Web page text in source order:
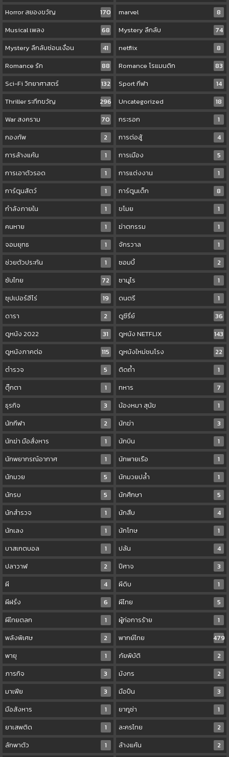
Horror สยองขวัญ
170 marvel
8
Musical เพลง
68 Mystery ลึกลับ
74
Mystery ลึกลับซ่อนเงื่อน
41 netflix
8
Romance รัก
88 Romance โรแมนติก
83
Sci-Fi วิทยาศาสตร์
132 Sport กีฬา
14
Thriller ระทึกขวัญ
296 Uncategorized
18
War สงคราม
70 กระรอก
1
กองทัพ
2 การต่อสู้
4
การล้างแค้น
1 การเมือง
5
การเอาตัวรอด
1 การแต่งงาน
1
การ์ตูนสัตว์
1 การ์ตูนเด็ก
8
กำลังภายใน
1 ขโมย
1
คนหาย
1 ฆ่าตกรรม
1
จอมยุทธ
1 จักรวาล
1
ช่วยตัวประกัน
1 ซอมบี้
2
ซับไทย
72 ซามูไร
1
ซุปเปอร์ฮีโร่
19 ดนตรี
1
ดารา
2 ดูซีรี่ย์
36
ดูหนัง 2022
31 ดูหนัง NETFLIX
143
ดูหนังภาคต่อ
115 ดูหนังใหม่ชนโรง
22
ตำรวจ
5 ติดถ้ำ
1
ตุ๊กตา
1 ทหาร
7
ธุรกิจ
3 น้องหมา สุนัข
1
นักกีฬา
2 นักฆ่า
3
นักฆ่า มือสั่งหาร
1 นักบิน
1
นักพยากรณ์อากาศ
1 นักพายเรือ
1
นักมวย
5 นักมวยปล้ำ
1
นักรบ
5 นักศึกษา
5
นักสำรวจ
1 นักสืบ
4
นักเลง
1 นักโทษ
1
บาสเกตบอล
1 ปล้น
4
ปลาวาฬ
2 ปีศาจ
3
ผี
4 ผีดิบ
1
ผีฝรั่ง
6 ผีไทย
5
ผีไทยตลก
1 ผู้ก่อการร้าย
1
พลังพิเศษ
2 พากย์ไทย
479
พายุ
1 ภัยพิบัติ
2
ภารกิจ
3 มังกร
2
มาเฟีย
3 มือปืน
3
มือสังหาร
1 ยากูซ่า
1
ยาเสพติด
1 ละครไทย
2
ลักพาตัว
1 ล้างแค้น
2